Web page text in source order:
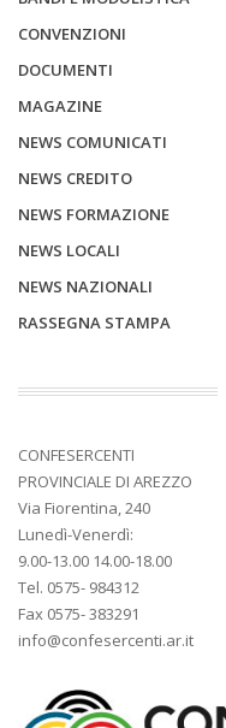
CONVENZIONI
DOCUMENTI
MAGAZINE
NEWS COMUNICATI
NEWS CREDITO
NEWS FORMAZIONE
NEWS LOCALI
NEWS NAZIONALI
RASSEGNA STAMPA
CONFESERCENTI
PROVINCIALE DI AREZZO
Via Fiorentina, 240
Lunedì-Venerdì:
9.00-13.00 14.00-18.00
Tel. 0575- 984312
Fax 0575- 383291
info@confesercenti.ar.it